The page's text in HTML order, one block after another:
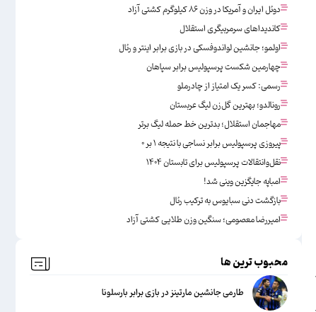
دوئل ایران و آمریکا در وزن ۸۶ کیلوگرم کشتی آزاد
کاندیداهای سرمربیگری استقلال
اولمو؛ جانشین لواندوفسکی در بازی برابر اینتر و رئال
چهارمین شکست پرسپولیس برابر سپاهان
رسمی: کسر یک امتیاز از چادرملو
رونالدو؛ بهترین گل‌زن لیگ عربستان
مهاجمان استقلال؛ بدترین خط حمله لیگ برتر
پیروزی پرسپولیس برابر نساجی با نتیجه ۱ بر ۰
نقل‌وانتقالات پرسپولیس برای تابستان ۱۴۰۴
امباپه جایگزین وینی شد!
بازگشت دنی سبایوس به ترکیب رئال
امیررضا معصومی؛ سنگین وزن طلایی کشتی آزاد
محبوب ترین ها
طارمی جانشین مارتینز در بازی برابر بارسلونا